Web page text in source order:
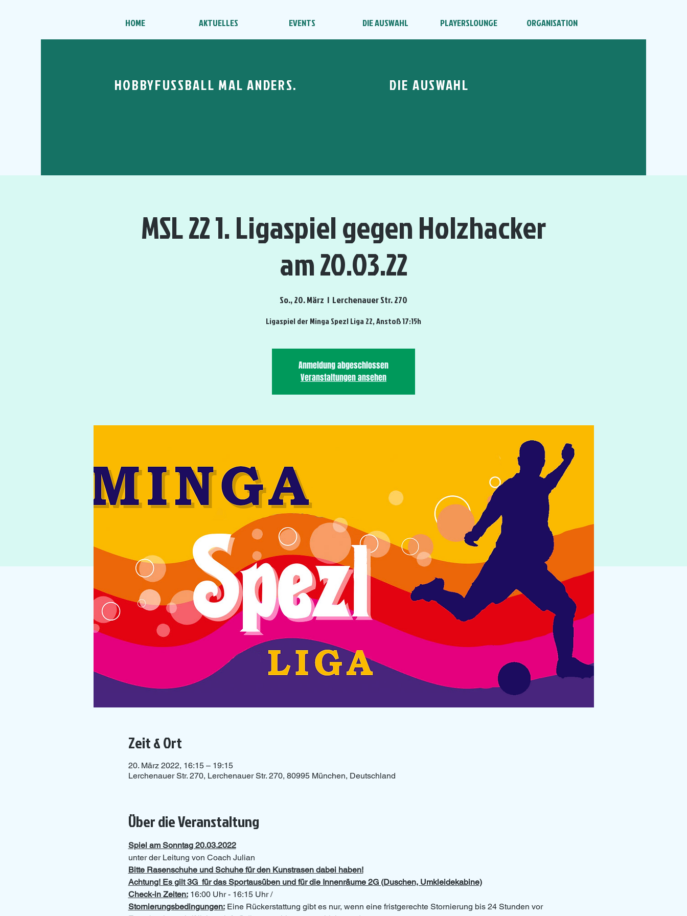
HOME AKTUELLES EVENTS DIE AUSWAHL PLAYERSLOUNGE ORGANISATION
HOBBYFUSSBALL MAL ANDERS. DIE AUSWAHL
MSL 22 1. Ligaspiel gegen Holzhacker
am 20.03.22
So., 20. März
  |
Lerchenauer Str. 270
Ligaspiel der Minga Spezl Liga 22, Anstoß 17:15h
Anmeldung abgeschlossen
Veranstaltungen ansehen
Zeit & Ort
20. März 2022, 16:15 – 19:15
Lerchenauer Str. 270, Lerchenauer Str. 270, 80995 München, Deutschland
Über die Veranstaltung
Spiel am Sonntag 20.03.2022
unter der Leitung von Coach Julian
Bitte Rasenschuhe und Schuhe für den Kunstrasen dabei haben!
Achtung! Es gilt 3G  für das Sportausüben und für die Innenräume 2G (Duschen, Umkleidekabine)
Check-in Zeiten: 16:00 Uhr - 16:15 Uhr /
Stornierungsbedingungen: Eine Rückerstattung gibt es nur, wenn eine fristgerechte Stornierung bis 24 Stunden vor